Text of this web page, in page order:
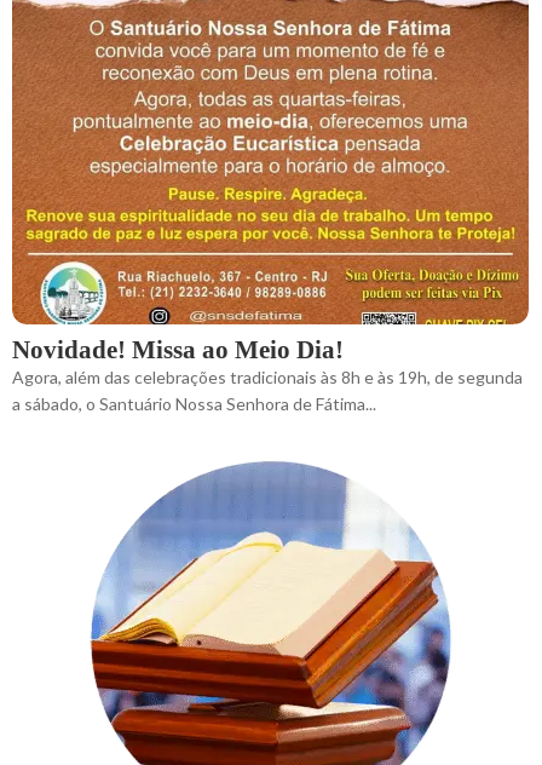
Novidade! Missa ao Meio Dia!
Agora, além das celebrações tradicionais às 8h e às 19h, de segunda
a sábado, o Santuário Nossa Senhora de Fátima...